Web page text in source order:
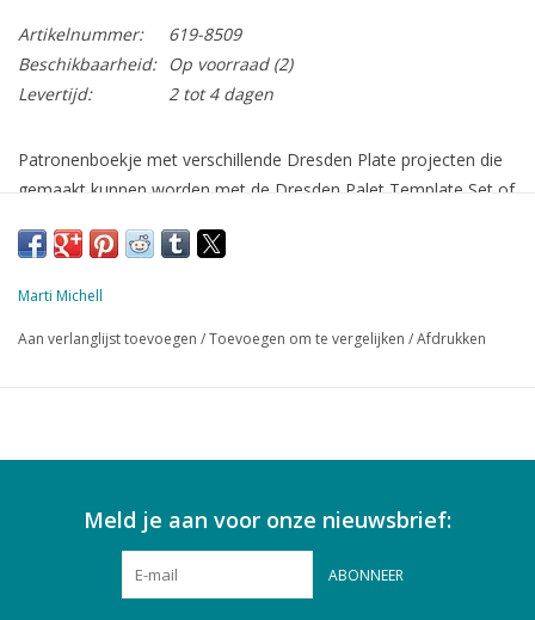
Artikelnummer:
619-8509
Beschikbaarheid:
Op voorraad(2)
Levertijd:
2 tot 4 dagen
Patronenboekje met verschillende Dresden Plate projecten die
gemaakt kunnen worden met de Dresden Palet Template Set of
Je kunt ook zelf templates maken met behulp van de patronen
op ware grootte in het boekje
Marti Michell
Aan verlanglijst toevoegen /Toevoegen om te vergelijken /Afdrukken
Meld je aan voor onze nieuwsbrief:
ABONNEER